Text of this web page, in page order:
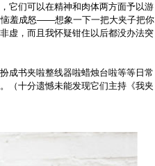
它们可以在精神和肉体两方面予以游
恼羞成怒——想象一下一把大夹子把你
虚，而且我怀疑钳住以后都没办法突
成书夹啦整线器啦蜡烛台啦等等日常
（十分遗憾未能发现它们主持《我夹